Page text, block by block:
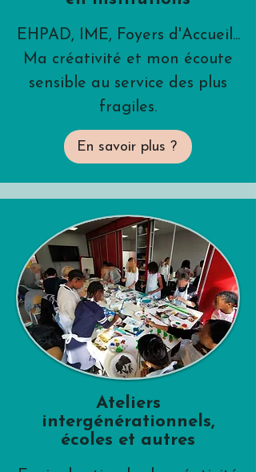
EHPAD, IME, Foyers d'Accueil...
Ma créativité et mon écoute
sensible au service des plus
fragiles.
En savoir plus ?
Ateliers
intergénérationnels,
écoles et autres